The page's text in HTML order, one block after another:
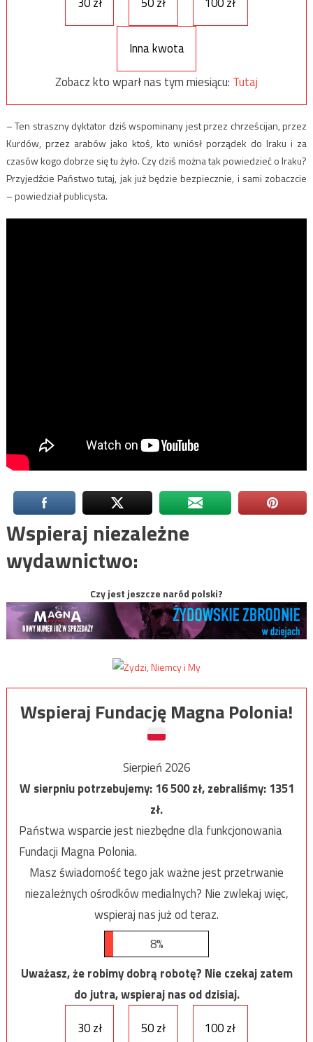
Inna kwota
Zobacz kto wparł nas tym miesiącu: Tutaj
– Ten straszny dyktator dziś wspominany jest przez chrześcijan, przez
Kurdów, przez arabów jako ktoś, kto wniósł porządek do Iraku i za
czasów kogo dobrze się tu żyło. Czy dziś można tak powiedzieć o Iraku?
Przyjedźcie Państwo tutaj, jak już będzie bezpiecznie, i sami zobaczcie
– powiedział publicysta.
Wspieraj niezależne
wydawnictwo:
Czy jest jeszcze naród polski?
Wspieraj Fundację Magna Polonia!
Sierpień 2026
W sierpniu potrzebujemy:16 500zł, zebraliśmy:1351
zł.
Państwa wsparcie jest niezbędne dla funkcjonowania
Fundacji Magna Polonia.
Masz świadomość tego jak ważne jest przetrwanie
niezależnych ośrodków medialnych? Nie zwlekaj więc,
wspieraj nas już od teraz.
8%
Uważasz, że robimy dobrą robotę? Nie czekaj zatem
do jutra, wspieraj nas od dzisiaj.
30 zł
50 zł 100 zł